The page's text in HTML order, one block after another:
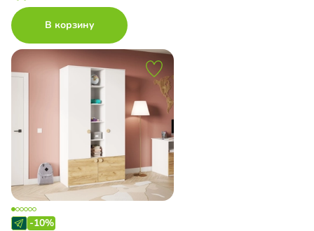
В корзину
-10%